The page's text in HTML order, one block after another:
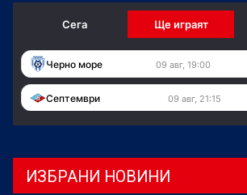
Сега Ще играят
Черно море 09 авг, 19:00
Септември 09 авг, 21:15
ИЗБРАНИ НОВИНИ